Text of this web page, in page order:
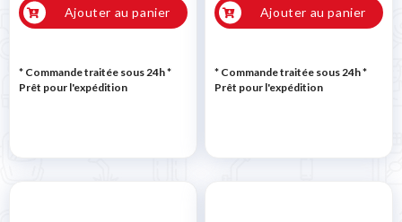
Ajouter au panier
* Commande traitée sous 24h*
Prêt pour l'expédition
Ajouter au panier
* Commande traitée sous 24h*
Prêt pour l'expédition